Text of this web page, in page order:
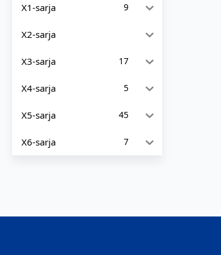
X1-sarja 9
X2-sarja
X3-sarja 17
X4-sarja 5
X5-sarja 45
X6-sarja 7